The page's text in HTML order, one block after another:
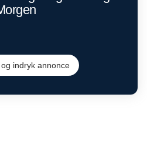
indryk annonce